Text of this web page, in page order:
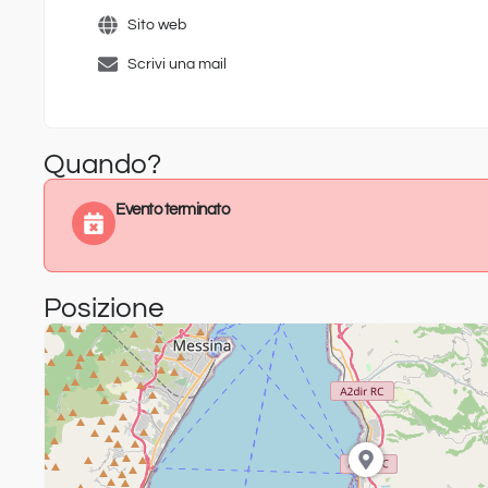
Sito web
Scrivi una mail
Quando?
Evento terminato
Posizione